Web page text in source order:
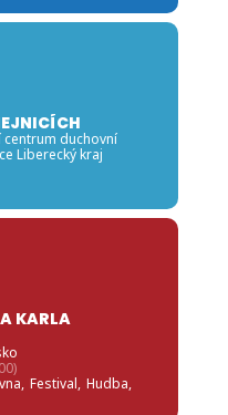
centrum duchovní
Liberecký kraj
KARLA
Festival, Hudba,